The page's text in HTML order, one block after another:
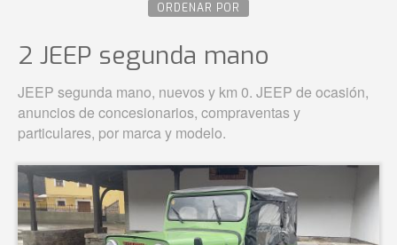
ORDENAR POR
2 JEEP segunda mano
JEEP segunda mano, nuevos y km 0. JEEP de ocasión,
anuncios de concesionarios, compraventas y
particulares, por marca y modelo.